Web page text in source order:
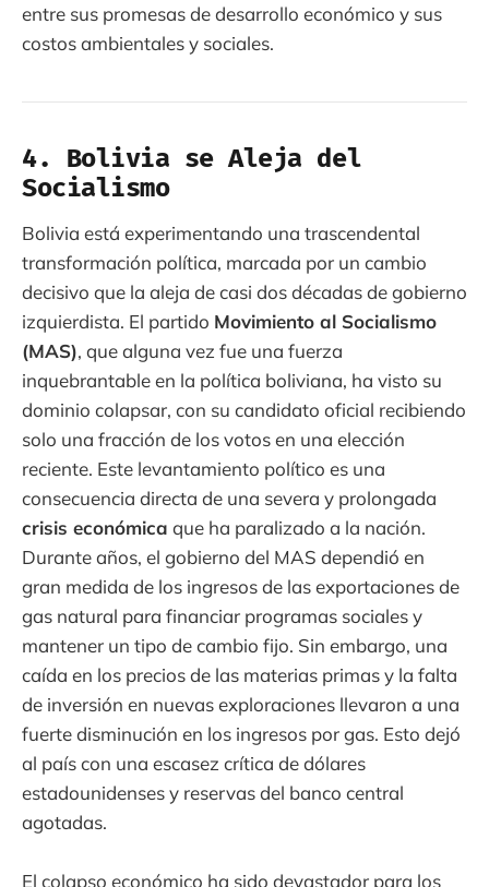
entre sus promesas de desarrollo económico y sus
costos ambientales y sociales.
4. Bolivia se Aleja del
Socialismo
Bolivia está experimentando una trascendental
transformación política, marcada por un cambio
decisivo que la aleja de casi dos décadas de gobierno
izquierdista. El partido Movimiento al Socialismo
(MAS), que alguna vez fue una fuerza
inquebrantable en la política boliviana, ha visto su
dominio colapsar, con su candidato oficial recibiendo
solo una fracción de los votos en una elección
reciente. Este levantamiento político es una
consecuencia directa de una severa y prolongada
crisis económica que ha paralizado a la nación.
Durante años, el gobierno del MAS dependió en
gran medida de los ingresos de las exportaciones de
gas natural para financiar programas sociales y
mantener un tipo de cambio fijo. Sin embargo, una
caída en los precios de las materias primas y la falta
de inversión en nuevas exploraciones llevaron a una
fuerte disminución en los ingresos por gas. Esto dejó
al país con una escasez crítica de dólares
estadounidenses y reservas del banco central
agotadas.
El colapso económico ha sido devastador para los